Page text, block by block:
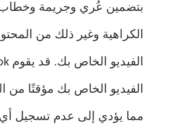
بتضمين عُري وجريمة
الكراهية وغير ذلك من
الفيديو الخاص بك مؤقتًا من
مما يؤدي إلى عدم تسجيل أي